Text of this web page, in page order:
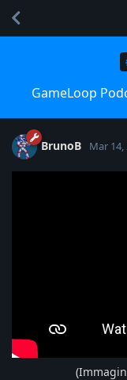
GameLoop
BrunoB Mar 14,